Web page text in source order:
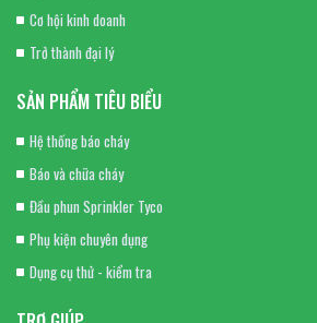
Cơ hội kinh doanh
Trở thành đại lý
SẢN PHẨM TIÊU BIỂU
Hệ thống báo cháy
Báo và chữa cháy
Đầu phun Sprinkler Tyco
Phụ kiện chuyên dụng
Dụng cụ thử - kiểm tra